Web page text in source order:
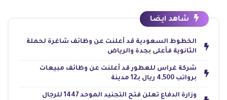
شاهد ايضا
الخطوط السعودية قد أعلنت عن وظائف شاغرة لحملة
الثانوية فأعلى بجدة والرياض
شركة غراس للعطور قد أعلنت عن وظائف مبيعات
برواتب 4,500 ريال بـ12 مدينة
وزارة الدفاع تعلن فتح التجنيد الموحد 1447 للرجال